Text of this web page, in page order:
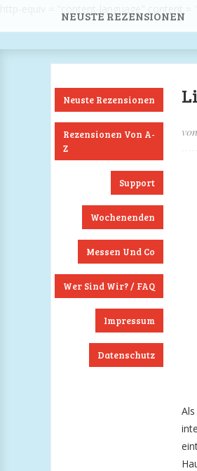
NEUSTE REZENSIONEN
Neuste Rezensionen
Rezensionen Von A-
Z
Support
Wochenenden
Messen Und Co
Wer Sind Wir? / FAQ
Impressum
Datenschutz
von
Instagram